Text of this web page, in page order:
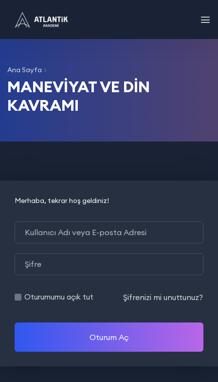
Ana Sayfa
MANEVİYAT VE DİN
KAVRAMI
Merhaba, tekrar hoş geldiniz!
Oturumumu açık tut Şifrenizi mi unuttunuz?
Oturum Aç